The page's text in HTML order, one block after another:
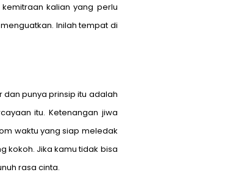
kalian yang perlu
Inilah tempat di
dan punya prinsip itu adalah
itu. Ketenangan jiwa
waktu yang siap meledak
kokoh. Jika kamu tidak bisa
rasa cinta.